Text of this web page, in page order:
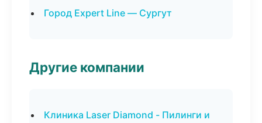
Город Expert Line — Сургут
Другие компании
Клиника Laser Diamond - Пилинги и